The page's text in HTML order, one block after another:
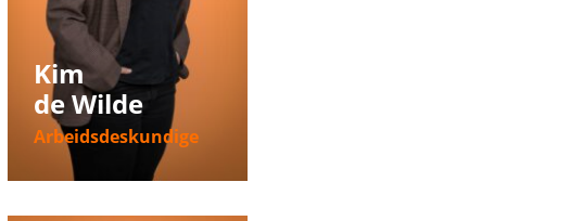
Kim
de Wilde
Arbeidsdeskundige
Meer informatie